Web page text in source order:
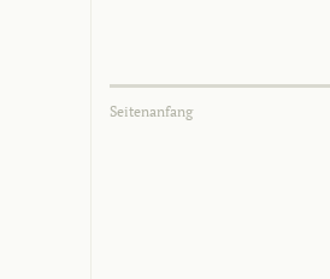
Seitenanfang